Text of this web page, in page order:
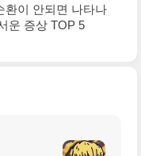
환이 안되면 나타나
운 증상 TOP 5